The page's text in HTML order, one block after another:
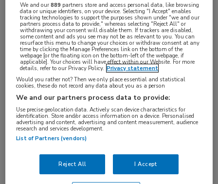
In een gevarieerde populatie van oudere
patiënten die vanwege acuut verslechterd
hartfalen waren opgenomen, resulteerde de
vroegtijdige inzet van een tijdelijk, op maat
gemaakt revalidatieprogramma in een grotere
verbetering van het fysiek functioneren dan
gebruikelijke zorg. De resultaten van de REHAB-
Oudere patiënten die vanwege acuut hartfalen
Tags:
fysieke activiteit,revalidatie
We and our889 partners store and access personal data, like browsing
data or unique identifiers, on your device. Selecting "I Accept" enables
tracking technologies to support the purposes shown under "we and our
partners process data to provide," whereas selecting "Reject All" or
withdrawing your consent will disable them. If trackers are disabled,
some content and ads you see may not be as relevant to you. You can
resurface this menu to change your choices or withdraw consent at any
time by clicking the Manage Preferences link on the bottom of the
webpage [or the floating icon on the bottom-left of the webpage, if
applicable]. Your choices will have effect within our Website. For more
details, refer to our Privacy Policy. Privacy statement
Would you rather not? Then we only place essential and statistical
cookies, these do not record any data about you as a person
We and our partners process data to provide:
Use precise geolocation data. Actively scan device characteristics for
identification. Store and/or access information on a device. Personalised
advertising and content, advertising and content measurement, audience
research and services development.
List of Partners (vendors)
Reject All I Accept